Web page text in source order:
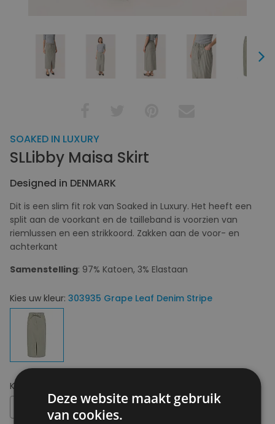
Next
SOAKED IN LUXURY
SLLibby Maisa Skirt
Designed in DENMARK
Dit is een slim fit rok van Soaked in Luxury. Het heeft een
split aan de voorkant en de tailleband is voorzien van
riemlussen en een strikkoord. Zakken aan de voor- en
achterkant
Samenstelling: 97% Katoen, 3% Elastaan
Kies uw kleur: 303935 Grape Leaf Denim Stripe
Kies uw maat:
Deze website maakt gebruik
van cookies.